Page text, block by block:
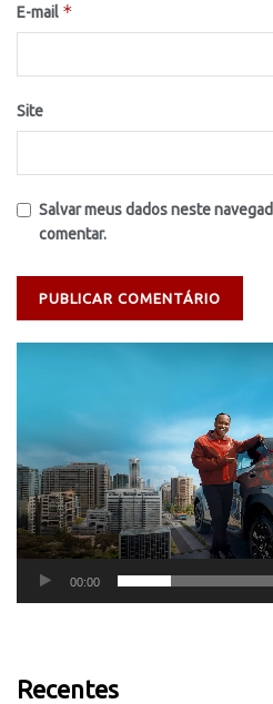
E-mail *
Site
Salvar meus dados neste
comentar.
00:00
Recentes